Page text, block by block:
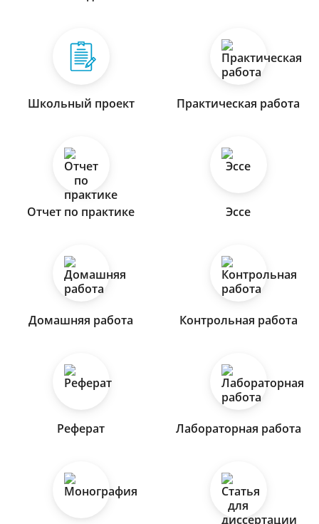
Школьный проект Практическая работа
Отчет по практике Эссе
Домашняя работа Контрольная работа
Реферат Лабораторная работа